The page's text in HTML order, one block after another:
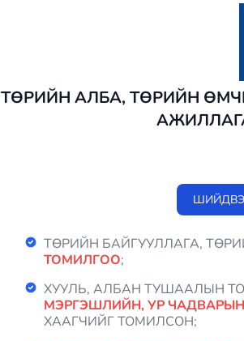
ТӨРИЙН АЛБА, ТӨРИЙН
ТӨРИЙН БАЙГУУЛЛАГА,
ТОМИЛГОО;
ХУУЛЬ, АЛБАН ТУШААЛЫН
МЭРГЭШЛИЙН, УР ЧАДВАРЫН
ХААГЧИЙГ ТОМИЛСОН;